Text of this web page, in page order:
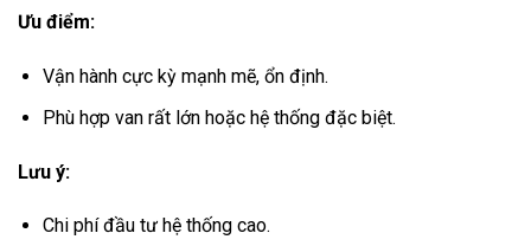
Ưu điểm:
Vận hành cực kỳ mạnh mẽ, ổn định.
Phù hợp van rất lớn hoặc hệ thống đặc biệt.
Lưu ý:
Chi phí đầu tư hệ thống cao.